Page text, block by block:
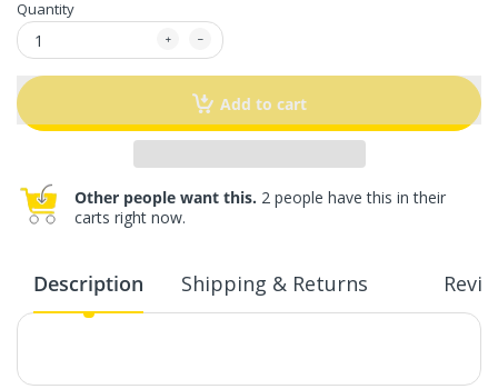
Quantity
Add to cart
Other people want this. 2 people have this in their
carts right now.
Description Shipping & Returns